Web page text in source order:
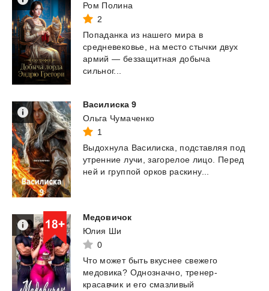
Ром Полина
2
Попаданка из нашего мира в
средневековье, на место стычки двух
армий — беззащитная добыча
сильног...
Василиска 9
Ольга Чумаченко
1
Выдохнула Василиска, подставляя под
утренние лучи, загорелое лицо. Перед
ней и группой орков раскину...
Медовичок
Юлия Ши
0
Что может быть вкуснее свежего
медовика? Однозначно, тренер-
красавчик и его смазливый